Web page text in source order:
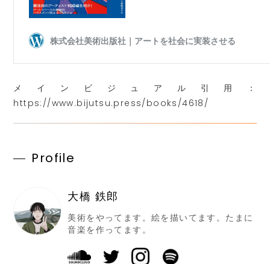
メインビジュアル引用：
https://www.bijutsu.press/books/4618/
Profile
大橋 鉄郎
美術をやってます。絵を描いてます。たまに
音楽を作ってます。